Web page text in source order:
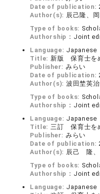
Date of publication:
Author(s): 辰己隆、
Type of books:
Authorship： Joint
Language: Japanese
Title: 新版 保育士を
Publisher: みらい
Date of publication:
Author(s): 波田埜英
Type of books:
Authorship： Joint
Language: Japanese
Title: 三訂 保育士を
Publisher: みらい
Date of publication:
Author(s): 辰己 隆、
Type of books:
Authorship： Joint
Language: Japanese